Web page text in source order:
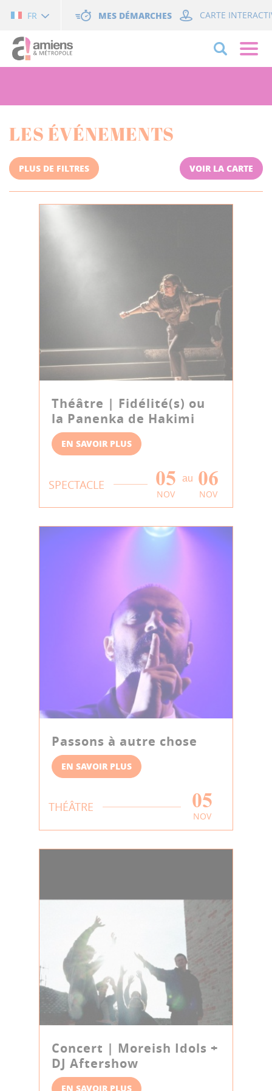
FR MES DÉMARCHES CARTE
LES ÉVÉNEMENTS
PLUS DE FILTRES VOIR LA CARTE
Théâtre | Fidélité(s) ou
la Panenka de Hakimi
EN SAVOIR PLUS
SPECTACLE 05
NOV
au 06
NOV
Passons à autre chose
EN SAVOIR PLUS
THÉÂTRE 05
NOV
Concert | Moreish Idols +
DJ Aftershow
EN SAVOIR PLUS